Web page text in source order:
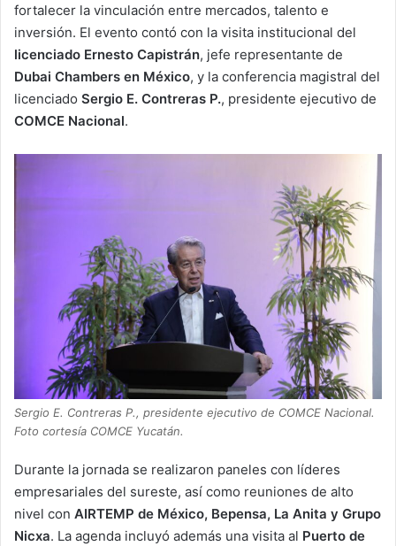
fortalecer la vinculación entre mercados, talento e
inversión. El evento contó con la visita institucional del
licenciado Ernesto Capistrán, jefe representante de
Dubai Chambers en México, y la conferencia magistral del
licenciado Sergio E. Contreras P., presidente ejecutivo de
COMCE Nacional.
Sergio E. Contreras P., presidente ejecutivo de COMCE Nacional.
Foto cortesía COMCE Yucatán.
Durante la jornada se realizaron paneles con líderes
empresariales del sureste, así como reuniones de alto
nivel con AIRTEMP de México, Bepensa, La Anita y Grupo
Nicxa. La agenda incluyó además una visita al Puerto de